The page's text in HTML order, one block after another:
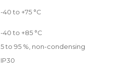
-40 to +75 °C
-40 to +85 °C
5 to 95 %, non-condensing
IP30